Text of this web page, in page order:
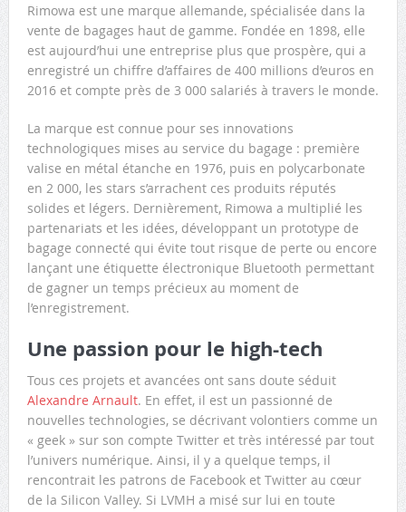
Rimowa est une marque allemande, spécialisée dans la
vente de bagages haut de gamme. Fondée en 1898, elle
est aujourd’hui une entreprise plus que prospère, qui a
enregistré un chiffre d’affaires de 400 millions d’euros en
2016 et compte près de 3 000 salariés à travers le monde.
La marque est connue pour ses innovations
technologiques mises au service du bagage : première
valise en métal étanche en 1976, puis en polycarbonate
en 2 000, les stars s’arrachent ces produits réputés
solides et légers. Dernièrement, Rimowa a multiplié les
partenariats et les idées, développant un prototype de
bagage connecté qui évite tout risque de perte ou encore
lançant une étiquette électronique Bluetooth permettant
de gagner un temps précieux au moment de
l’enregistrement.
Une passion pour le high-tech
Tous ces projets et avancées ont sans doute séduit
Alexandre Arnault. En effet, il est un passionné de
nouvelles technologies, se décrivant volontiers comme un
« geek » sur son compte Twitter et très intéressé par tout
l’univers numérique. Ainsi, il y a quelque temps, il
rencontrait les patrons de Facebook et Twitter au cœur
de la Silicon Valley. Si LVMH a misé sur lui en toute